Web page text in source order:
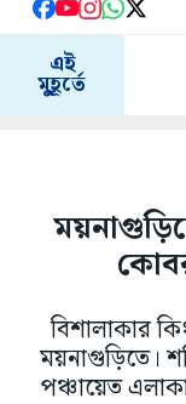
এই
মুহূর্তে
বিশালাকার
ময়নাগুড়িতে।
পঞ্চায়েত